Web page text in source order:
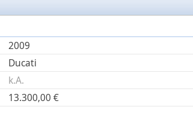
2009
Ducati
k.A.
13.300,00€